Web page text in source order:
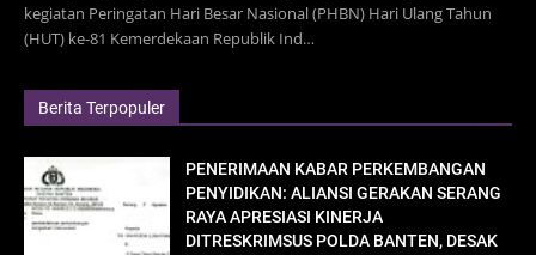
kegiatan Peringatan Hari Besar Nasional (PHBN) Hari Ulang Tahun
(HUT) ke-81 Kemerdekaan Republik Ind…
Berita Terpopuler
PENERIMAAN KABAR PERKEMBANGAN
PENYIDIKAN: ALIANSI GERAKAN SERANG
RAYA APRESIASI KINERJA
DITRESKRIMSUS POLDA BANTEN, DESAK